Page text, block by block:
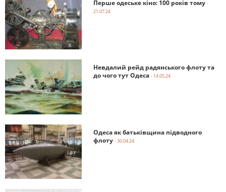
Перше одеське кіно: 100 років тому -
21.07.24
Невдалий рейд радянського флоту та
до чого тут Одеса - 14.05.24
Одеса як батьківщина підводного
флоту - 30.04.24